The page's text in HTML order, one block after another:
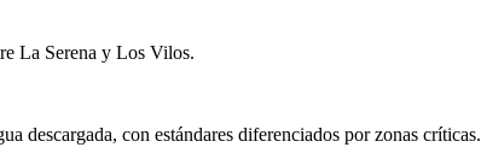
La Serena y Los Vilos.
descargada, con estándares diferenciados por zonas críticas.